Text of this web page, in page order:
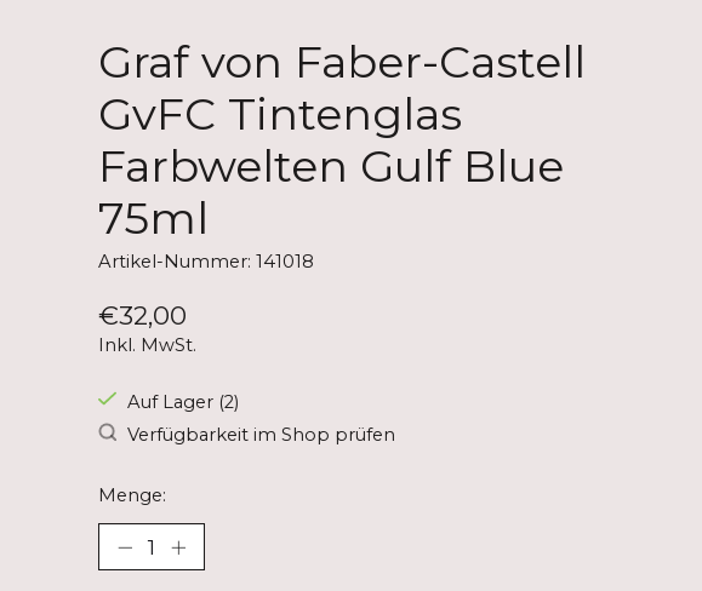
Graf von Faber-Castell
GvFC Tintenglas
Farbwelten Gulf Blue
75ml
Artikel-Nummer: 141018
€32,00
Inkl. MwSt.
Auf Lager (2)
Verfügbarkeit im Shop prüfen
Menge: